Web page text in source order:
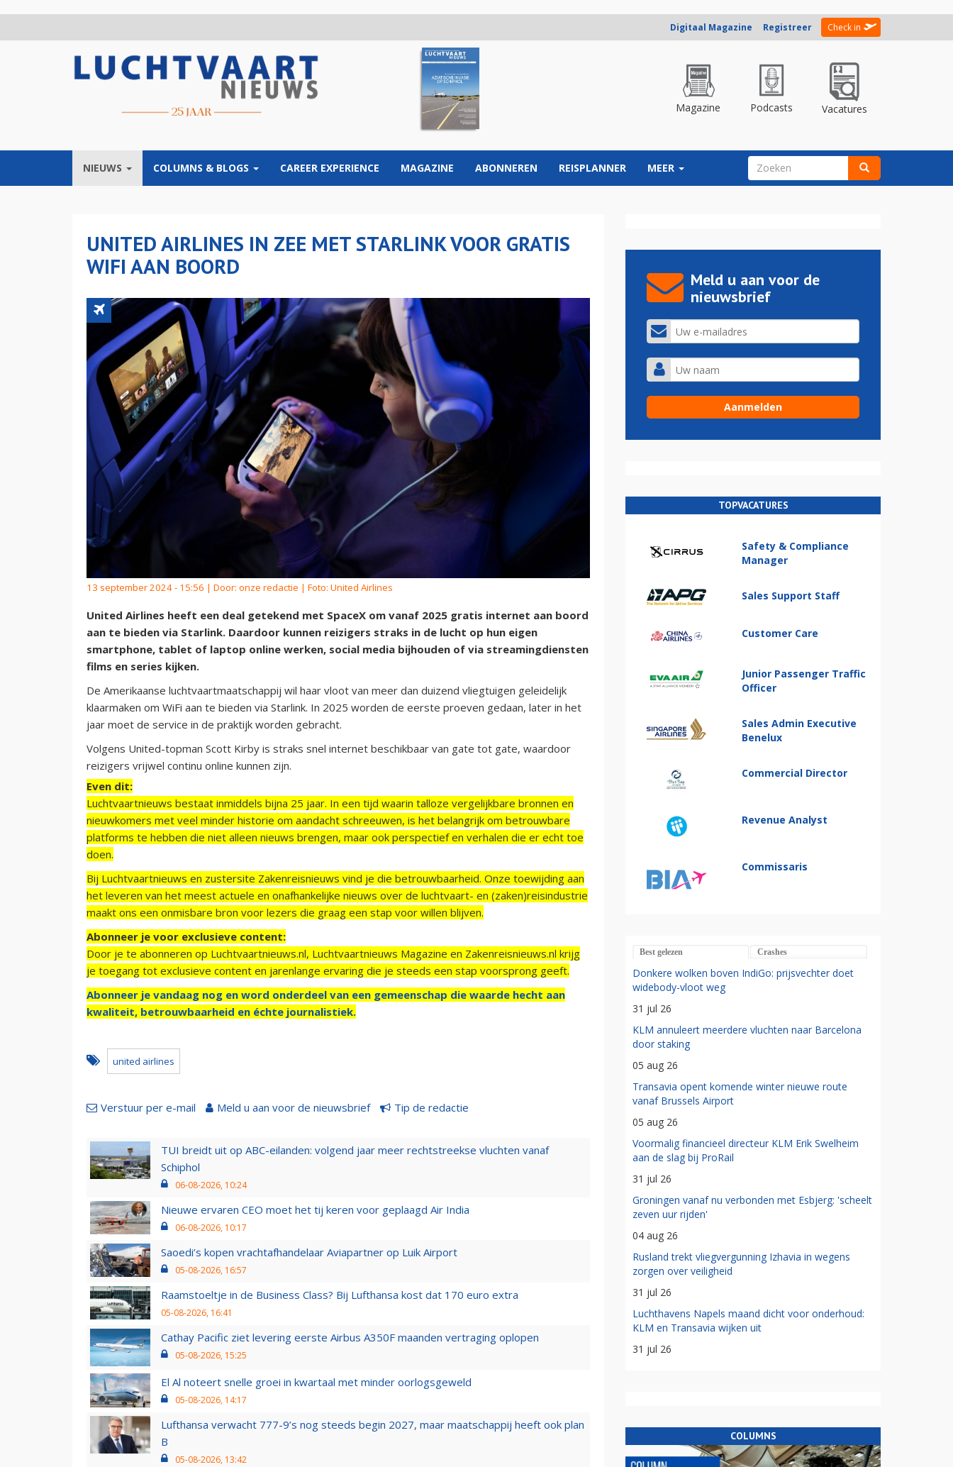
Digitaal Magazine Registreer Check in
Magazine Podcasts Vacatures
NIEUWS COLUMNS & BLOGS CAREER EXPERIENCE MAGAZINE ABONNEREN REISPLANNER MEER ZOEKVELD
UNITED AIRLINES IN ZEE MET STARLINK VOOR GRATIS
WIFI AAN BOORD
13 september 2024 - 15:56 | Door: onze redactie | Foto: United Airlines
United Airlines heeft een deal getekend met SpaceX om vanaf 2025 gratis internet aan boord
aan te bieden via Starlink. Daardoor kunnen reizigers straks in de lucht op hun eigen
smartphone, tablet of laptop online werken, social media bijhouden of via streamingdiensten
films en series kijken.
De Amerikaanse luchtvaartmaatschappij wil haar vloot van meer dan duizend vliegtuigen geleidelijk
klaarmaken om WiFi aan te bieden via Starlink. In 2025 worden de eerste proeven gedaan, later in het
jaar moet de service in de praktijk worden gebracht.
Volgens United-topman Scott Kirby is straks snel internet beschikbaar van gate tot gate, waardoor
reizigers vrijwel continu online kunnen zijn.
Even dit:
Luchtvaartnieuws bestaat inmiddels bijna 25 jaar. In een tijd waarin talloze vergelijkbare bronnen en
nieuwkomers met veel minder historie om aandacht schreeuwen, is het belangrijk om betrouwbare
platforms te hebben die niet alleen nieuws brengen, maar ook perspectief en verhalen die er echt toe
doen.
Bij Luchtvaartnieuws en zustersite Zakenreisnieuws vind je die betrouwbaarheid. Onze toewijding aan
het leveren van het meest actuele en onafhankelijke nieuws over de luchtvaart- en (zaken)reisindustrie
maakt ons een onmisbare bron voor lezers die graag een stap voor willen blijven.
Abonneer je voor exclusieve content:
Door je te abonneren op Luchtvaartnieuws.nl, Luchtvaartnieuws Magazine en Zakenreisnieuws.nl krijg
je toegang tot exclusieve content en jarenlange ervaring die je steeds een stap voorsprong geeft.
Abonneer je vandaag nog en word onderdeel van een gemeenschap die waarde hecht aan
kwaliteit, betrouwbaarheid en échte journalistiek.
united airlines
Verstuur per e-mail Meld u aan voor de nieuwsbrief Tip de redactie
TUI breidt uit op ABC-eilanden: volgend jaar meer rechtstreekse vluchten vanaf
Schiphol
06-08-2026, 10:24
Nieuwe ervaren CEO moet het tij keren voor geplaagd Air India
06-08-2026, 10:17
Saoedi’s kopen vrachtafhandelaar Aviapartner op Luik Airport
05-08-2026, 16:57
Raamstoeltje in de Business Class? Bij Lufthansa kost dat 170 euro extra
05-08-2026, 16:41
Cathay Pacific ziet levering eerste Airbus A350F maanden vertraging oplopen
05-08-2026, 15:25
El Al noteert snelle groei in kwartaal met minder oorlogsgeweld
05-08-2026, 14:17
Lufthansa verwacht 777-9’s nog steeds begin 2027, maar maatschappij heeft ook plan
B
05-08-2026, 13:42
Meld u aan voor de
nieuwsbrief
TOPVACATURES
Safety & Compliance
Manager
Sales Support Staff
Customer Care
Junior Passenger Traffic
Officer
Sales Admin Executive
Benelux
Commercial Director
Revenue Analyst
Commissaris
Best gelezen Crashes
Donkere wolken boven IndiGo: prijsvechter doet
widebody-vloot weg
31 jul 26
KLM annuleert meerdere vluchten naar Barcelona
door staking
05 aug 26
Transavia opent komende winter nieuwe route
vanaf Brussels Airport
05 aug 26
Voormalig financieel directeur KLM Erik Swelheim
aan de slag bij ProRail
31 jul 26
Groningen vanaf nu verbonden met Esbjerg: 'scheelt
zeven uur rijden'
04 aug 26
Rusland trekt vliegvergunning Izhavia in wegens
zorgen over veiligheid
31 jul 26
Luchthavens Napels maand dicht voor onderhoud:
KLM en Transavia wijken uit
31 jul 26
COLUMNS